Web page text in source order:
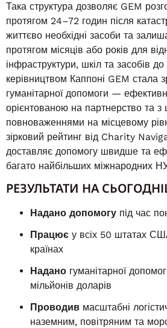
Така структура дозволяє GEM
протягом 24–72 годин після
життєво необхідні засоби та
протягом місяців або років для
інфраструктури, шкіл та засобів
керівництвом Каппоні GEM стала
гуманітарної допомоги —
орієнтованою на партнерство та
повноваженнями на місцевому
зірковий рейтинг від Charity
доставляє допомогу швидше та
багато найбільших міжнародних
РЕЗУЛЬТАТИ НА
Надано допомогу під час
Працює у всіх 50 штатах
країнах
Надано гуманітарної
мільйонів доларів
Проводив масштабні
наземним, повітряним та